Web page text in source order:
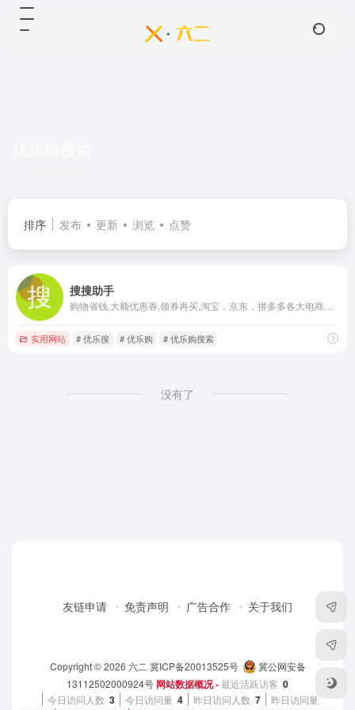
排序 发布 更新 浏览 点赞
搜搜助手
实用网站 # 优乐搜 # 优乐购 # 优乐购搜索
没有了
友链申请 免责声明 广告合作 关于我们
Copyright © 2026 六二 冀ICP备20013525号
冀公网安备
13112502000924号 网站数据概况 -最近活跃访客 0
今日访问人数 3 今日访问量 4 昨日访问人数 7 昨日访问量